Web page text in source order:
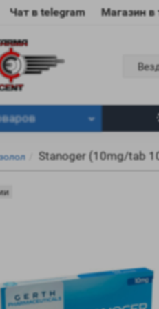
Чат в telegram Магазин в
Stanoger (10mg/tab